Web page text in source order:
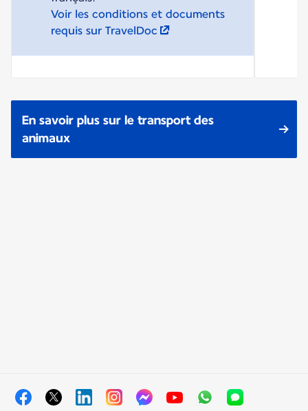
Voir les conditions et documents
requis sur TravelDoc
En savoir plus sur le transport des
animaux